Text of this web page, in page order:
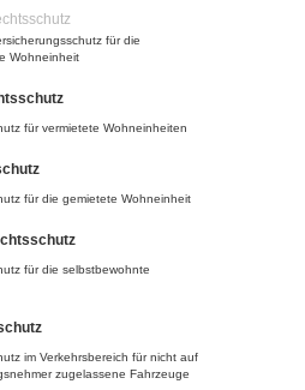
für die
Wohneinheit
für vermietete Wohneinheiten
für die gemietete Wohneinheit
für die selbstbewohnte
im Verkehrsbereich für nicht auf
zugelassene Fahrzeuge